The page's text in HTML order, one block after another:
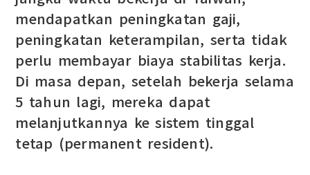
mendapatkan peningkatan gaji,
peningkatan keterampilan, serta tidak
perlu membayar biaya stabilitas kerja.
Di masa depan, setelah bekerja selama
5 tahun lagi, mereka dapat
melanjutkannya ke sistem tinggal
tetap (permanent resident).